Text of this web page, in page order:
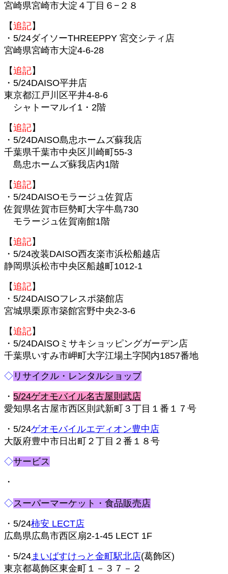
宮崎県宮崎市大淀４丁目６−２８
【追記】
・5/24ダイソーTHREEPPY 宮交シティ店
宮崎県宮崎市大淀4-6-28
【追記】
・5/24DAISO平井店
東京都江戸川区平井4-8-6
シャトーマルイ1・2階
【追記】
・5/24DAISO島忠ホームズ蘇我店
千葉県千葉市中央区川崎町55-3
島忠ホームズ蘇我店内1階
【追記】
・5/24DAISOモラージュ佐賀店
佐賀県佐賀市巨勢町大字牛島730
モラージュ佐賀南館1階
【追記】
・5/24改装DAISO西友楽市浜松船越店
静岡県浜松市中央区船越町1012-1
【追記】
・5/24DAISOフレスポ築館店
宮城県栗原市築館宮野中央2-3-6
【追記】
・5/24DAISOミサキショッピングガーデン店
千葉県いすみ市岬町大字江場土字関内1857番地
◇ リサイクル・レンタルショップ
・ 5/24ゲオモバイル名古屋則武店
愛知県名古屋市西区則武新町３丁目１番１７号
・5/24ゲオモバイルエディオン豊中店
大阪府豊中市日出町２丁目２番１８号
◇サービス
・
◇スーパーマーケット・食品販売店
・5/24柿安 LECT店
広島県広島市西区扇2-1-45 LECT 1F
・5/24 まいばすけっと金町駅北店(葛飾区)
東京都葛飾区東金町１－３７－２